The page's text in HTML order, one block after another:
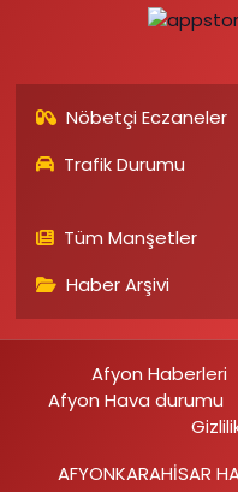
Nöbetçi Eczaneler
Trafik Durumu
Tüm Manşetler
Haber Arşivi
Afyon Haberleri
Afyon Hava durumu
AFYONKARAHİSAR